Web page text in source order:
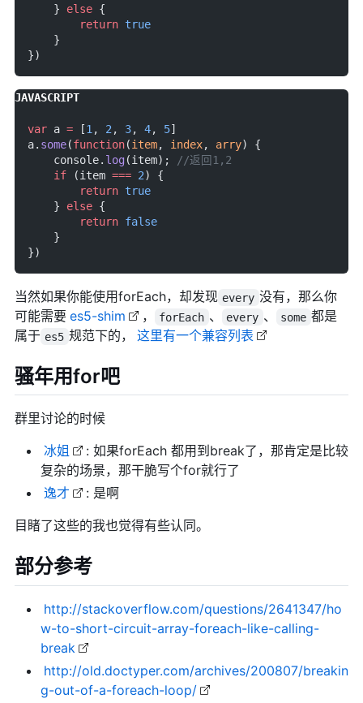
    }
else {
        return
true
    }
})
var a = [1, 2, 3, 4, 5]
a. some(function(item, index, arry) {
    console.
log(item);
//返回1,2
    if
(item === 2) {
        return
true
    }
else {
        return
false
    }
})
当然如果你能使用forEach，却发现 every 没有，那么你
可能需要 es5-shim ， forEach 、 every 、 some 都是
属于 es5 规范下的， 这里有一个兼容列表
骚年用for吧
群里讨论的时候
冰姐
: 如果forEach 都用到break了，那肯定是比较
复杂的场景，那干脆写个for就行了
逸才
: 是啊
目睹了这些的我也觉得有些认同。
部分参考
http://stackoverflow.com/questions/2641347/ho
w-to-short-circuit-array-foreach-like-calling-
break
http://old.doctyper.com/archives/200807/breakin
g-out-of-a-foreach-loop/